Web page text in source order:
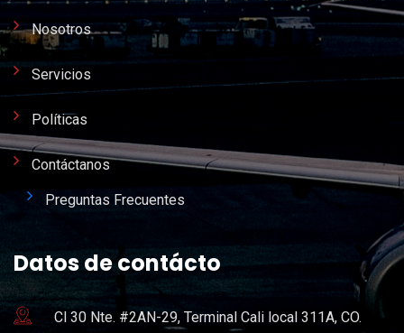
Nosotros
Servicios
Políticas
Contáctanos
Preguntas Frecuentes
Datos de contácto
Cl 30 Nte. #2AN-29, Terminal Cali local 311A, CO.